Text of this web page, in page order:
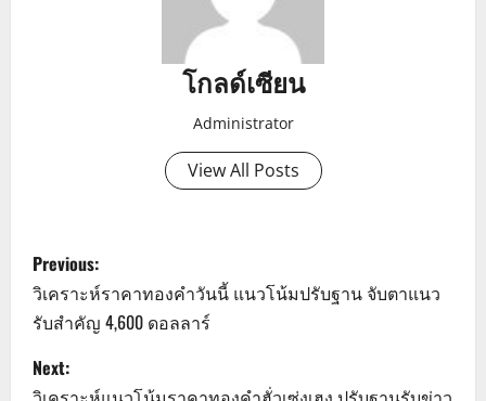
โกลด์เซียน
Administrator
View All Posts
P
o
s
t
Previous:
วิเคราะห์ราคาทองคำวันนี้ แนวโน้มปรับฐาน จับตาแนว
รับสำคัญ 4,600 ดอลลาร์
Next: